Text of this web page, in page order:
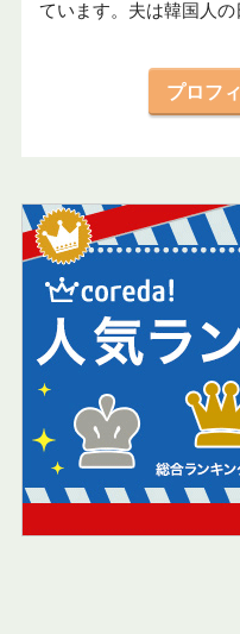
ています。夫は韓国人の
プロフ